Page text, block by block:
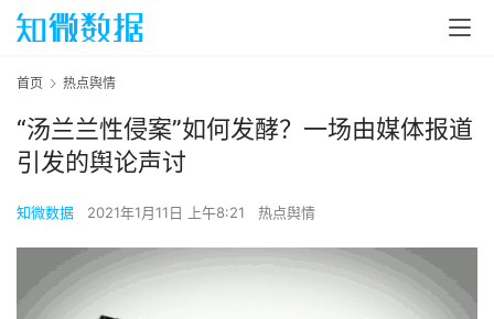
首页 热点舆情
“汤兰兰性侵案”如何发酵？一场由媒体报道
引发的舆论声讨
知微数据 2021年1月11日 上午8:21 热点舆情